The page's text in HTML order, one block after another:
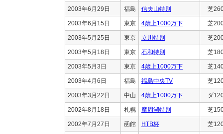
2003年6月29日 福島 信夫山特別 芝
2003年6月15日 東京 4歳上1000万下 芝
2003年5月25日 東京 立川特別 芝
2003年5月18日 東京 石和特別 芝
2003年5月3日 東京 4歳上1000万下 芝
2003年4月6日 福島 福島中央TV 芝
2003年3月22日 中山 4歳上1000万下 ダ
2002年8月18日 札幌 摩周湖特別 芝
2002年7月27日 函館 HTB杯 芝